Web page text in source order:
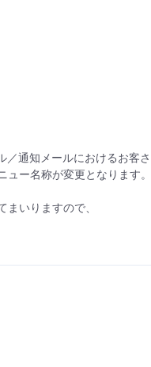
／通知メールにおけるお客
ュー名称が変更となります。
いりますので、